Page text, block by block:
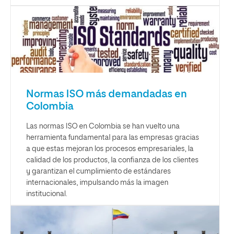
Normas ISO más demandadas en
Colombia
Las normas ISO en Colombia se han vuelto una
herramienta fundamental para las empresas gracias
a que estas mejoran los procesos empresariales, la
calidad de los productos, la confianza de los clientes
y garantizan el cumplimiento de estándares
internacionales, impulsando más la imagen
institucional.